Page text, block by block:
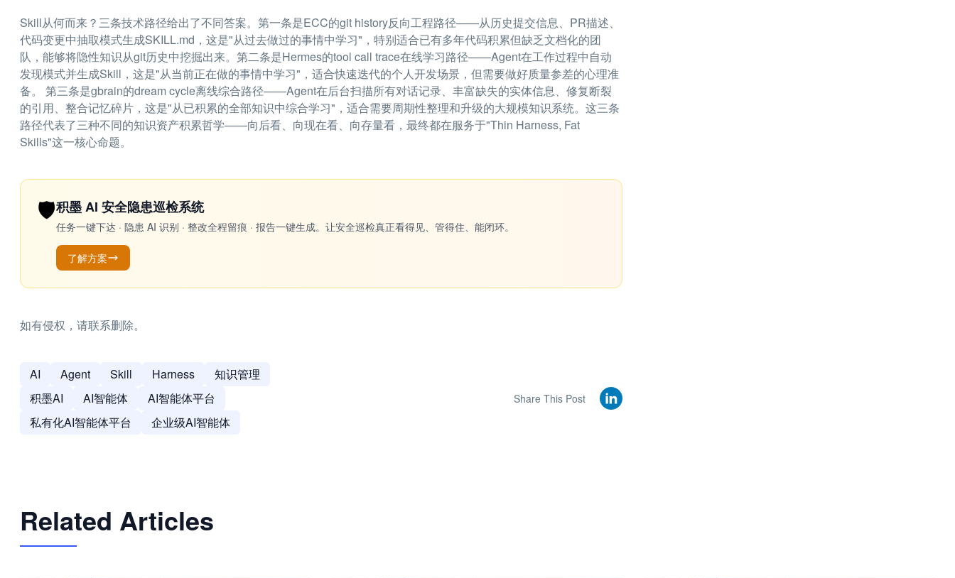
Skill从何而来？三条技术路径给出了不同答案。第一条是ECC的git history反向工程路径——从历史提交信息、PR描述、
代码变更中抽取模式生成SKILL.md，这是"从过去做过的事情中学习"，特别适合已有多年代码积累但缺乏文档化的团
队，能够将隐性知识从git历史中挖掘出来。第二条是Hermes的tool call trace在线学习路径——Agent在工作过程中自动
发现模式并生成Skill，这是"从当前正在做的事情中学习"，适合快速迭代的个人开发场景，但需要做好质量参差的心理准
备。 第三条是gbrain的dream cycle离线综合路径——Agent在后台扫描所有对话记录、丰富缺失的实体信息、修复断裂
的引用、整合记忆碎片，这是"从已积累的全部知识中综合学习"，适合需要周期性整理和升级的大规模知识系统。这三条
路径代表了三种不同的知识资产积累哲学——向后看、向现在看、向存量看，最终都在服务于"Thin Harness, Fat
Skills"这一核心命题。
🛡️积墨 AI 安全隐患巡检系统
任务一键下达 · 隐患 AI 识别 · 整改全程留痕 · 报告一键生成。让安全巡检真正看得见、管得住、能闭环。
了解方案
如有侵权，请联系删除。
AI Agent Skill Harness
知识管理
积墨AI
AI智能体
AI智能体平台
私有化AI智能体平台
企业级AI智能体
Share This Post
Related Articles